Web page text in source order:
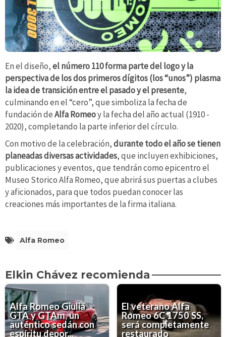
En el diseño,el número 110 forma parte del logo y la
perspectiva de los dos primeros dígitos (los “unos”) plasma
la idea de transición entre el pasado y el presente,
culminando en el “cero”, que simboliza la fecha de
fundación deAlfa Romeoy la fecha del año actual (1910 -
2020), completando la parte inferior del círculo.
Con motivo de la celebración,durante todo el año se tienen
planeadas diversas actividades, que incluyen exhibiciones,
publicaciones y eventos, que tendrán como epicentro el
Museo Storico Alfa Romeo, que abrirá sus puertas a clubes
y aficionados, para que todos puedan conocer las
creaciones más importantes de la firma italiana.
Alfa Romeo
Elkin Chávez recomienda
Alfa Romeo Giulia
GTA y GTAm, un
auténtico sedán con
espíritu depor...
El veterano Alfa
Romeo 6C 1750 SS,
será completamente
restaurado